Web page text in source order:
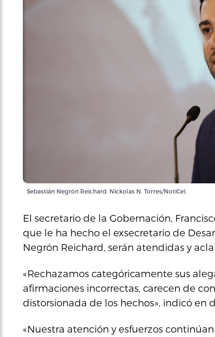
Sebastián Negrón Reichard. Nickolas N. Torres/NotiCel.
El secretario de la Gobernación,
que le ha hecho el exsecretario de
Negrón Reichard, serán atendidas y
«Rechazamos categóricamente sus
afirmaciones incorrectas, carecen de
distorsionada de los hechos», indicó en
«Nuestra atención y esfuerzos